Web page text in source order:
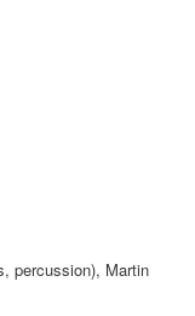
percussion), Martin